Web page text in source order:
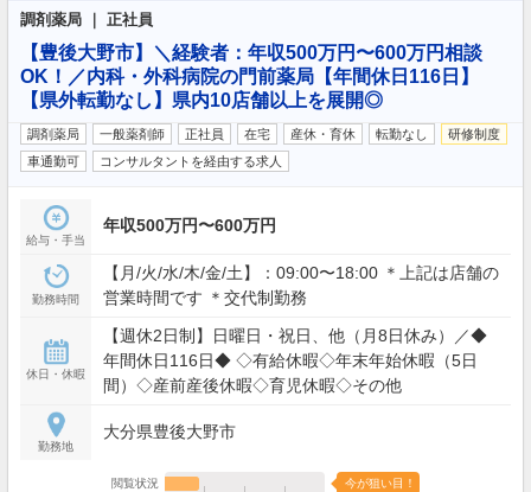
調剤薬局 ｜ 正社員
【豊後大野市】＼経験者：年収500万円〜600万円相談
OK！／内科・外科病院の門前薬局【年間休日116日】
【県外転勤なし】県内10店舗以上を展開◎
調剤薬局 一般薬剤師 正社員 在宅 産休・育休 転勤なし
研修制度
車通勤可
コンサルタントを経由する求人
給与・手当
年収500万円〜600万円
勤務時間
【月/火/水/木/金/土】：09:00〜18:00 ＊上記は店舗の
営業時間です ＊交代制勤務
休日・休暇
【週休2日制】日曜日・祝日、他（月8日休み）／◆
年間休日116日◆ ◇有給休暇◇年末年始休暇（5日
間）◇産前産後休暇◇育児休暇◇その他
勤務地
大分県豊後大野市
閲覧状況 今が狙い目！